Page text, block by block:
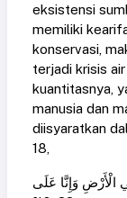
eksistensi
memiliki
konservasi,
terjadi krisis
kuantitasnya,
manusia dan
diisyaratkan
18,
الْأَرْضِ وَإِنَّا عَلَى